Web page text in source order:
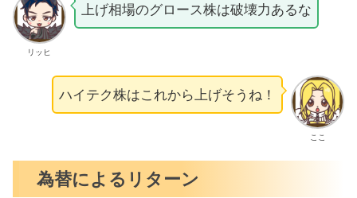
リッヒ
上げ相場のグロース株は破壊力あるな
ここ
ハイテク株はこれから上げそうね！
為替によるリターン